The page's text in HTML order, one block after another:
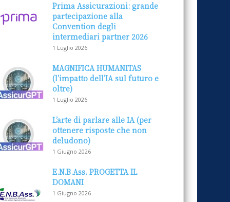
Prima Assicurazioni: grande
partecipazione alla
Convention degli
intermediari partner 2026
1 Luglio 2026
MAGNIFICA HUMANITAS
(l’impatto dell’IA sul futuro e
oltre)
1 Luglio 2026
L’arte di parlare alle IA (per
ottenere risposte che non
deludono)
1 Giugno 2026
E.N.B.Ass. PROGETTA IL
DOMANI
1 Giugno 2026